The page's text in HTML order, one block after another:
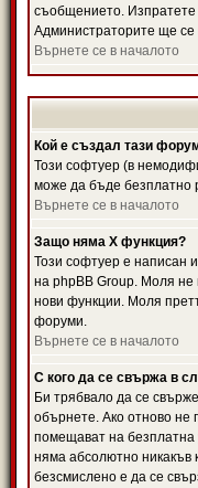
съобщението. Изпратете
Администраторите ще се
Върнете се в началото
Кой е създал тази
Този софтуер (в
може да бъде безплатно
Върнете се в началото
Защо няма X функция?
Този софтуер е написан
на phpBB Group. Моля не
нови функции. Моля
форуми.
Върнете се в началото
С кого да се свържа в
Би трябвало да се
обърнете. Ако отново не
помещават на безплатна
няма абсолютно никакъв
безсмислено е да се